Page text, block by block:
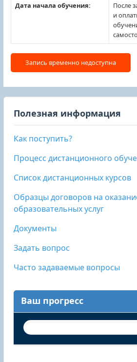
Полезная информация
Как поступить?
Процесс дистанционного
Список дистанционных курсов
Образцы договоров на
образовательных услуг
Документы
Задать вопрос
Часто задаваемые вопросы
Ваш прогресс
Дата начала обучения:
После
и